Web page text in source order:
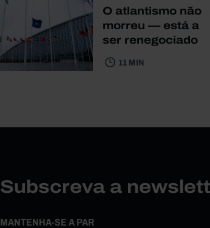
O atlantismo não
morreu — está a
ser renegociado
11 MIN
Subscreva a
MANTENHA-SE A PAR